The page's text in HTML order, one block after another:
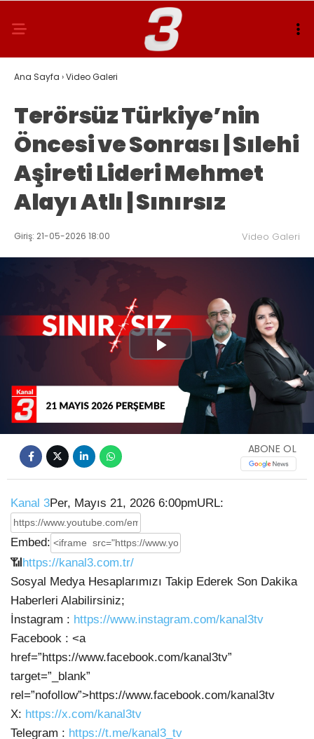
Ana Sayfa ›Video Galeri
Terörsüz Türkiye’nin
Öncesi ve Sonrası | Sılehi
Aşireti Lideri Mehmet
Alayı Atlı | Sınırsız
Giriş: 21-05-2026 18:00 Video Galeri
Play
Video
ABONE OL
Kanal 3Per, Mayıs 21, 2026 6:00pmURL:
Embed:
📶https://kanal3.com.tr/
Sosyal Medya Hesaplarımızı Takip Ederek Son Dakika
Haberleri Alabilirsiniz;
İnstagram : https://www.instagram.com/kanal3tv
Facebook : <a
href=”https://www.facebook.com/kanal3tv”
target=”_blank”
rel=”nofollow”>https://www.facebook.com/kanal3tv
X: https://x.com/kanal3tv
Telegram : https://t.me/kanal3_tv